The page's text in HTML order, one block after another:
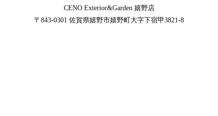
CENO Exterior&Garden嬉野店
〒843-0301 佐賀県嬉野市嬉野町大字下宿甲3821-8